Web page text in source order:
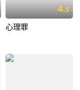
4.9
心理罪